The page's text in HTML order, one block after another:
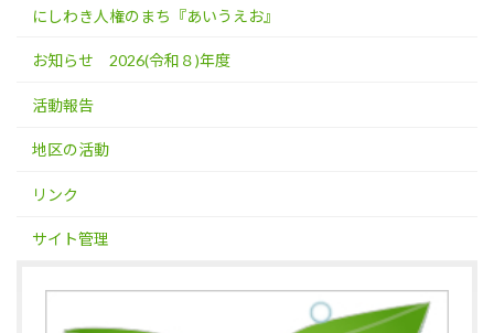
にしわき人権のまち『あいうえお』
お知らせ 2026(令和８)年度
活動報告
地区の活動
リンク
サイト管理